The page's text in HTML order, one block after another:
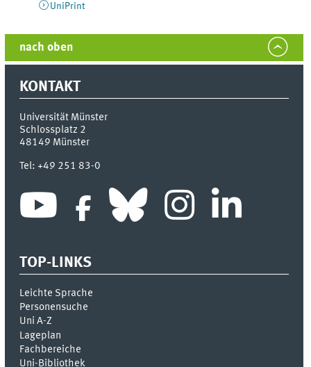
UniPrint
nach oben
KONTAKT
Universität Münster
Schlossplatz 2
48149 Münster
Tel:+49 251 83-0
TOP-LINKS
Leichte Sprache
Personensuche
Uni A-Z
Lageplan
Fachbereiche
Uni-Bi­bli­o­thek